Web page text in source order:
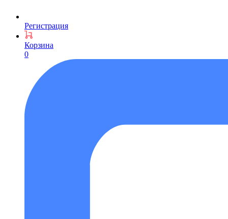
Регистрация
Корзина
0